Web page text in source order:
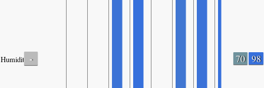
Humidity - 70 98